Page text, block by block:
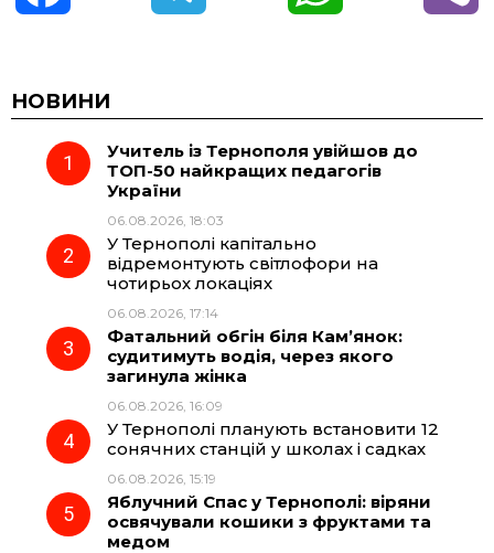
c
e
o
k
e
r
a
m
t
A
НОВИНИ
Учитель із Тернополя увійшов до
ТОП-50 найкращих педагогів
України
06.08.2026, 18:03
У Тернополі капітально
відремонтують світлофори на
чотирьох локаціях
06.08.2026, 17:14
Фатальний обгін біля Кам’янок:
судитимуть водія, через якого
загинула жінка
06.08.2026, 16:09
У Тернополі планують встановити 12
сонячних станцій у школах і садках
06.08.2026, 15:19
Яблучний Спас у Тернополі: віряни
освячували кошики з фруктами та
медом